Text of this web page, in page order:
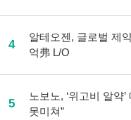
4
알테오젠, 글로벌 제
억弗 L/O
5
노보노, ‘위고비 알약
못미쳐”